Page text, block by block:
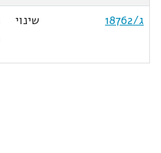
ג/18762
שינוי